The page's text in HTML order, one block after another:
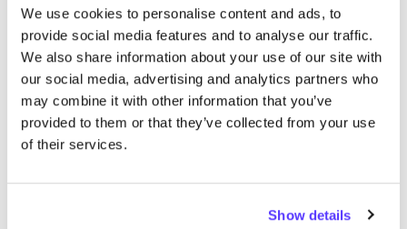
We use cookies to personalise content and ads, to
provide social media features and to analyse our traffic.
We also share information about your use of our site with
our social media, advertising and analytics partners who
may combine it with other information that you’ve
provided to them or that they’ve collected from your use
of their services.
Show details